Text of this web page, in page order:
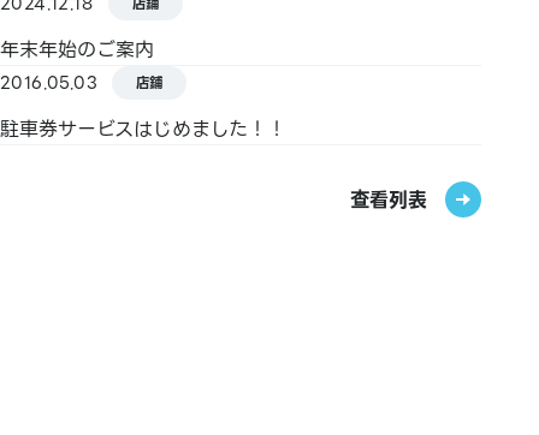
【禮品卡・商品券】
JCB禮品卡
【其他】
年末年始のご案内
2016.05.03 店鋪
駐車券サービスはじめました！！
查看列表